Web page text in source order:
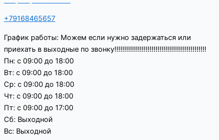
+79168465657
График работы: Можем если нужно задержаться или
приехать в выходные по звонку!!!!!!!!!!!!!!!!!!!!!!!!!!!!!!!!!!!!!!!!!!!!!!!
Пн: с 09:00 до 18:00
Вт: с 09:00 до 18:00
Ср: с 09:00 до 18:00
Чт: с 09:00 до 18:00
Пт: с 09:00 до 17:00
Сб: Выходной
Вс: Выходной